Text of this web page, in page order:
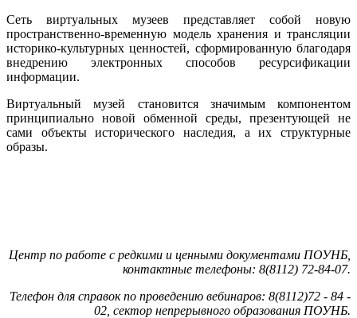
Сеть виртуальных музеев представляет собой новую
пространственно-временную модель хранения и трансляции
историко-культурных ценностей, сформированную благодаря
внедрению электронных способов ресурсификации
информации.
Виртуальный музей становится значимым компонентом
принципиально новой обменной среды, презентующей не
сами объекты исторического наследия, а их структурные
образы.
Центр по работе с редкими и ценными документами ПОУНБ,
контактные телефоны: 8(8112) 72-84-07.
Телефон для справок по проведению вебинаров: 8(8112)72 - 84 -
02, сектор непрерывного образования ПОУНБ.